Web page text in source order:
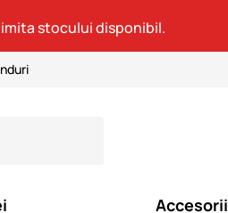
stocului disponibil.
Accesorii